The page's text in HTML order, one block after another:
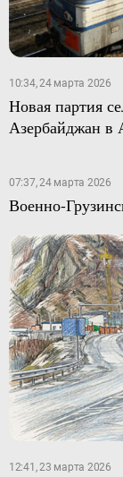
10:34, 24 марта 2026
Новая партия
Азербайджан в
07:37, 24 марта 2026
Военно-
12:41, 23 марта 2026